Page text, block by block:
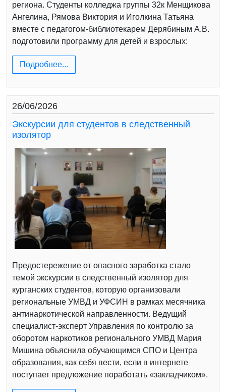
региона. Студенты колледжа группы 32к Менщикова
Ангелина, Рямова Виктория и Иголкина Татьяна
вместе с педагогом-библиотекарем Дерябиным А.В.
подготовили программу для детей и взрослых:
Подробнее...
26/06/2026
Экскурсии для студентов в следственный
изолятор
Предостережение от опасного заработка стало
темой экскурсии в следственный изолятор для
курганских студентов, которую организовали
региональные УМВД и УФСИН в рамках месячника
антинаркотической направленности. Ведущий
специалист-эксперт Управления по контролю за
оборотом наркотиков регионального УМВД Мария
Мишина объяснила обучающимся СПО и Центра
образования, как себя вести, если в интернете
поступает предложение поработать «закладчиком».